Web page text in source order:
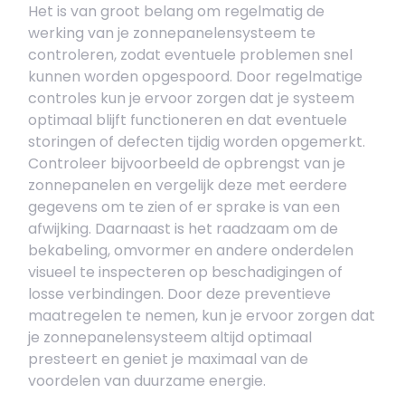
Het is van groot belang om regelmatig de
werking van je zonnepanelensysteem te
controleren, zodat eventuele problemen snel
kunnen worden opgespoord. Door regelmatige
controles kun je ervoor zorgen dat je systeem
optimaal blijft functioneren en dat eventuele
storingen of defecten tijdig worden opgemerkt.
Controleer bijvoorbeeld de opbrengst van je
zonnepanelen en vergelijk deze met eerdere
gegevens om te zien of er sprake is van een
afwijking. Daarnaast is het raadzaam om de
bekabeling, omvormer en andere onderdelen
visueel te inspecteren op beschadigingen of
losse verbindingen. Door deze preventieve
maatregelen te nemen, kun je ervoor zorgen dat
je zonnepanelensysteem altijd optimaal
presteert en geniet je maximaal van de
voordelen van duurzame energie.